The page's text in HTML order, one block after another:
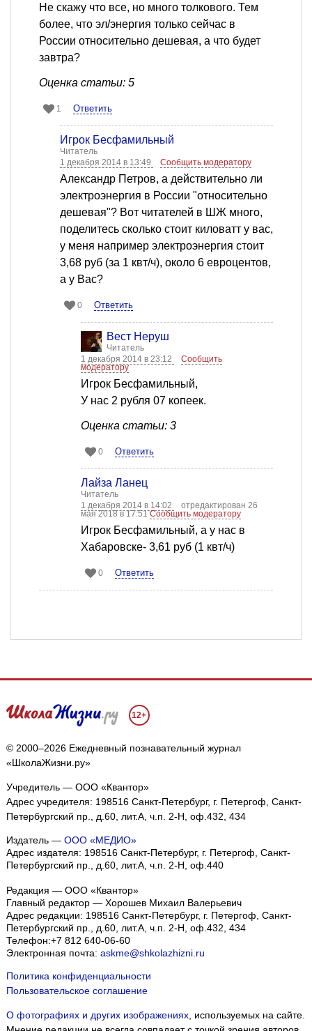
Не скажу что все, но много толкового. Тем
более, что эл/энергия только сейчас в
России относительно дешевая, а что будет
завтра?
Оценка статьи: 5
1 Ответить
Игрок Бесфамильный
Читатель
1 декабря 2014 в 13:49
Сообщить модератору
Александр Петров, а действительно ли
электроэнергия в России "относительно
дешевая"? Вот читателей в ШЖ много,
поделитесь сколько стоит киловатт у вас,
у меня например электроэнергия стоит
3,68 руб (за 1 квт/ч), около 6 евроцентов,
а у Вас?
0 Ответить
Вест Неруш
Читатель
1 декабря 2014 в 23:12
Сообщить
модератору
Игрок Бесфамильный,
У нас 2 рубля 07 копеек.
Оценка статьи: 3
0 Ответить
Лайза Ланец
Читатель
1 декабря 2014 в 14:02
отредактирован 26
мая 2018 в 17:51Сообщить модератору
Игрок Бесфамильный, а у нас в
Хабаровске- 3,61 руб (1 квт/ч)
0 Ответить
12+
© 2000–2026 Ежедневный познавательный журнал
«ШколаЖизни.ру»
Учредитель — ООО «Квантор»
Адрес учредителя: 198516 Санкт-Петербург, г. Петергоф, Санкт-
Петербургский пр., д.60, лит.А, ч.п. 2-Н, оф.432, 434
Издатель — ООО «МЕДИО»
Адрес издателя: 198516 Санкт-Петербург, г. Петергоф, Санкт-
Петербургский пр., д.60, лит.А, ч.п. 2-Н, оф.440
Редакция — ООО «Квантор»
Главный редактор — Хорошев Михаил Валерьевич
Адрес редакции: 198516 Санкт-Петербург, г. Петергоф Санкт-
Петербургский пр., д.60, лит.А, ч.п. 2-Н, оф.432, 434
Телефон:+7 812 640-06-60
Электронная почта: askme@shkolazhizni.ru
Политика конфиденциальности
Пользовательское соглашение
О фотографиях и других изображениях, используемых на сайте.